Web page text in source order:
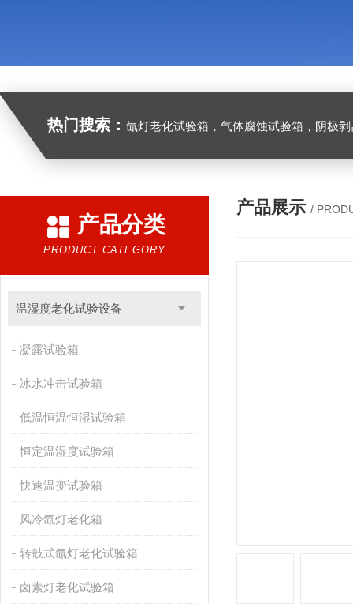
热门搜索： 氙灯老化试验箱，气体腐蚀试验箱，阴极剥离试验箱，防水防尘试验箱，盐雾箱，
产品分类
PRODUCT CATEGORY
温湿度老化试验设备
凝露试验箱
冰水冲击试验箱
低温恒温恒湿试验箱
恒定温湿度试验箱
快速温变试验箱
风冷氙灯老化箱
转鼓式氙灯老化试验箱
卤素灯老化试验箱
产品展示 /